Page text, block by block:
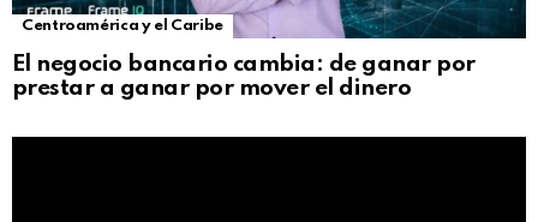
Centroamérica y el Caribe
El negocio bancario cambia: de ganar por
prestar a ganar por mover el dinero